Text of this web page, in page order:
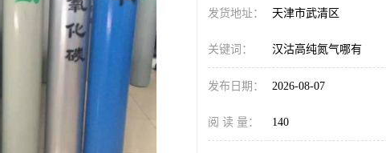
发货地址： 天津市武清区
关键词： 汉沽高纯氮气哪有
发布日期： 2026-08-07
阅 读 量： 140